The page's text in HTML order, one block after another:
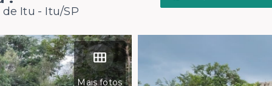
Itu - Itu/SP
Mais fotos